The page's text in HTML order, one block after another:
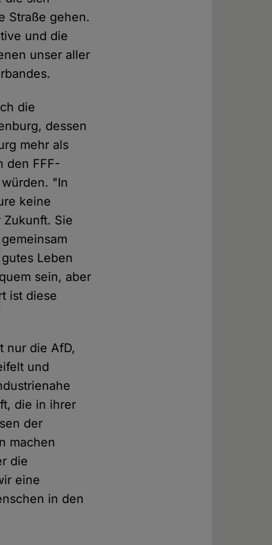
Straße gehen.
und die
unser aller
die
dessen
mehr als
den FFF-
"In
keine
Sie
Leben
sein, aber
ist diese
nur die AfD,
und
die in ihrer
der
machen
die
eine
in den